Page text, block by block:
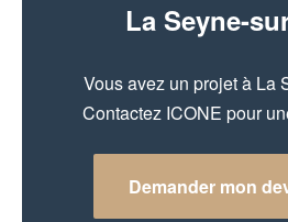
La Seyne-
Vous avez un projet à La
Contactez ICONE pour
Demander mon